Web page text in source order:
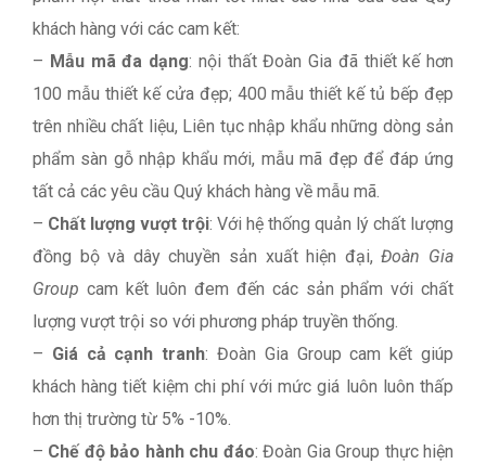
khách hàng với các cam kết:
– Mẫu mã đa dạng: nội thất Đoàn Gia đã thiết kế hơn
100 mẫu thiết kế cửa đẹp; 400 mẫu thiết kế tủ bếp đẹp
trên nhiều chất liệu, Liên tục nhập khẩu những dòng sản
phẩm sàn gỗ nhập khẩu mới, mẫu mã đẹp để đáp ứng
tất cả các yêu cầu Quý khách hàng về mẫu mã.
– Chất lượng vượt trội: Với hệ thống quản lý chất lượng
đồng bộ và dây chuyền sản xuất hiện đại,Đoàn Gia
Group cam kết luôn đem đến các sản phẩm với chất
lượng vượt trội so với phương pháp truyền thống.
– Giá cả cạnh tranh: Đoàn Gia Group cam kết giúp
khách hàng tiết kiệm chi phí với mức giá luôn luôn thấp
hơn thị trường từ 5% -10%.
– Chế độ bảo hành chu đáo: Đoàn Gia Group thực hiện